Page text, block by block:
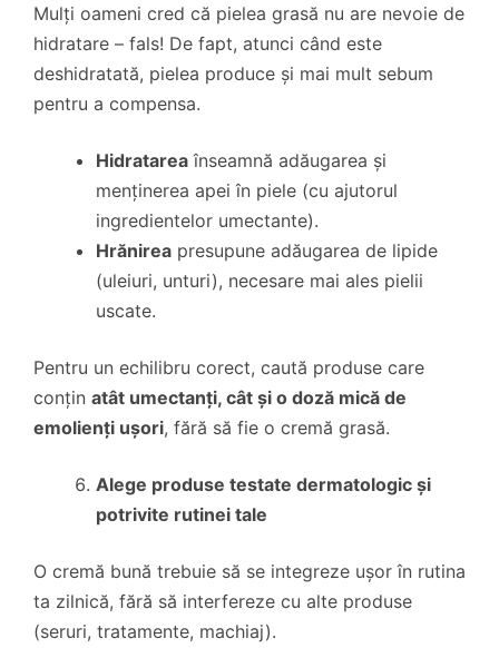
Mulți oameni cred că pielea grasă nu are nevoie de
hidratare – fals! De fapt, atunci când este
deshidratată, pielea produce și mai mult sebum
pentru a compensa.
Hidratarea înseamnă adăugarea și
menținerea apei în piele (cu ajutorul
ingredientelor umectante).
Hrănirea presupune adăugarea de lipide
(uleiuri, unturi), necesare mai ales pielii
uscate.
Pentru un echilibru corect, caută produse care
conțin atât umectanți, cât și o doză mică de
emolienți ușori, fără să fie o cremă grasă.
Alege produse testate dermatologic și
potrivite rutinei tale
O cremă bună trebuie să se integreze ușor în rutina
ta zilnică, fără să interfereze cu alte produse
(seruri, tratamente, machiaj).